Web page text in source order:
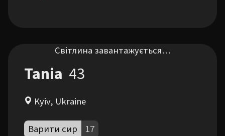
Світлина завантажується…
Tania 43
Kyiv, Ukraine
Варити сир
17